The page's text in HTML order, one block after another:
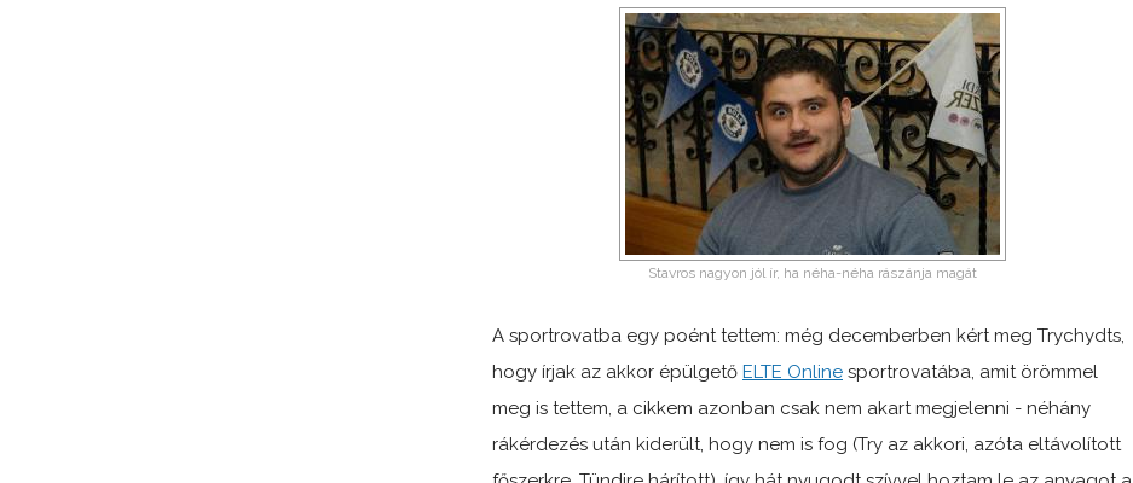
Stavros nagyon jól ír, ha néha-néha rászánja magát
A sportrovatba egy poént tettem: még decemberben kért meg Trychydts,
hogy írjak az akkor épülgető ELTE Online sportrovatába, amit örömmel
meg is tettem, a cikkem azonban csak nem akart megjelenni - néhány
rákérdezés után kiderült, hogy nem is fog (Try az akkori, azóta eltávolított